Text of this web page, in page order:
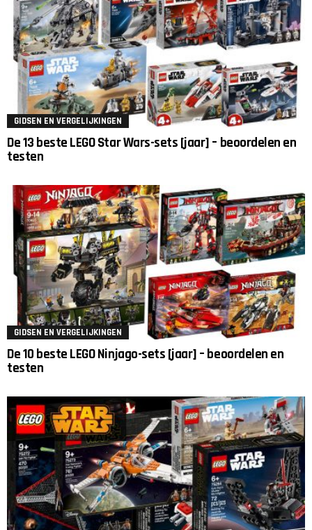
GIDSEN EN VERGELIJKINGEN
De 13 beste LEGO Star Wars-sets [jaar] – beoordelen en
testen
GIDSEN EN VERGELIJKINGEN
De 10 beste LEGO Ninjago-sets [jaar] – beoordelen en
testen